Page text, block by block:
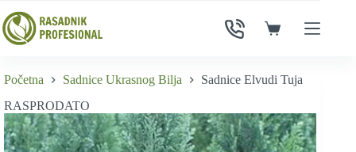
to
content
Shopping
Početna Sadnice Ukrasnog Bilja
Sadnice Elvudi Tuja
RASPRODATO